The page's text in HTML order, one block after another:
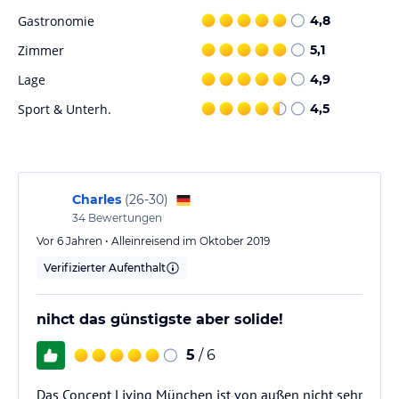
jeweiligen Veranstalters.
Gastronomie 4,8
Zimmer 5,1
Lage 4,9
Sport & Unterh. 4,5
Charles (26-30)
34 Bewertungen
Vor 6 Jahren • Alleinreisend im Oktober 2019
Verifizierter Aufenthalt
nihct das günstigste aber solide!
5 / 6
Das Concept Living München ist von außen nicht sehr